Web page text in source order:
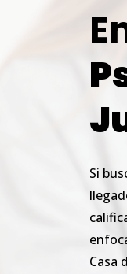
Si
Casa